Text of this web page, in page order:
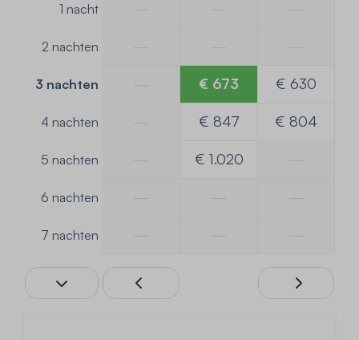
1 nacht
2 nachten
3 nachten € 673 € 630
4 nachten € 847 € 804
5 nachten € 1.020
6 nachten
7 nachten